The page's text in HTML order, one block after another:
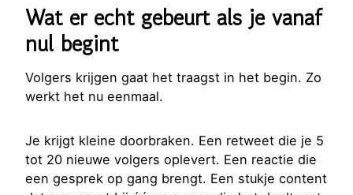
Wat er echt gebeurt als je vanaf
nul begint
Volgers krijgen gaat het traagst in het begin. Zo
werkt het nu eenmaal.
Je krijgt kleine doorbraken. Een retweet die je 5
tot 20 nieuwe volgers oplevert. Een reactie die
een gesprek op gang brengt. Een stukje content